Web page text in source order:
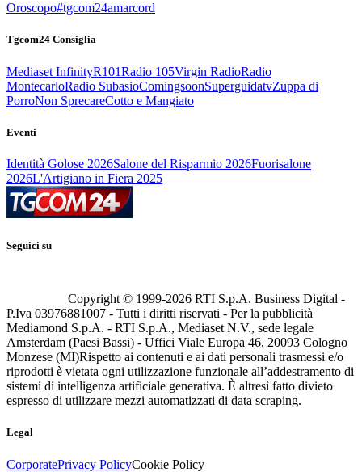
Oroscopo#tgcom24amarcord
Tgcom24 Consiglia
Mediaset InfinityR101Radio 105Virgin RadioRadio
MontecarloRadio SubasioComingsoonSuperguidatvZuppa di
PorroNon SprecareCotto e Mangiato
Eventi
Identità Golose 2026Salone del Risparmio 2026Fuorisalone
2026L'Artigiano in Fiera 2025
Seguici su
Copyright © 1999-2026 RTI S.p.A. Business Digital -
P.Iva 03976881007 - Tutti i diritti riservati - Per la pubblicità
Mediamond S.p.A. - RTI S.p.A., Mediaset N.V., sede legale
Amsterdam (Paesi Bassi) - Uffici Viale Europa 46, 20093 Cologno
Monzese (MI)Rispetto ai contenuti e ai dati personali trasmessi e/o
riprodotti è vietata ogni utilizzazione funzionale all’addestramento di
sistemi di intelligenza artificiale generativa. È altresì fatto divieto
espresso di utilizzare mezzi automatizzati di data scraping.
Legal
CorporatePrivacy PolicyCookie Policy